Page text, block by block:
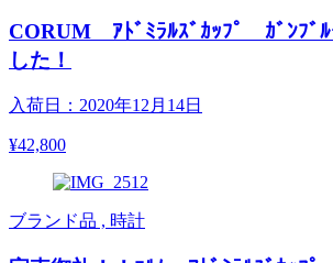
CORUM ｱﾄﾞﾐﾗﾙｽﾞｶｯﾌﾟ ｶﾞﾝﾌﾞ
した！
入荷日：2020年12月14日
¥42,800
ブランド品 , 時計